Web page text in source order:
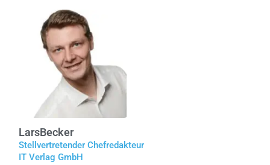
LarsBecker
Stellvertretender Chefredakteur
IT Verlag GmbH